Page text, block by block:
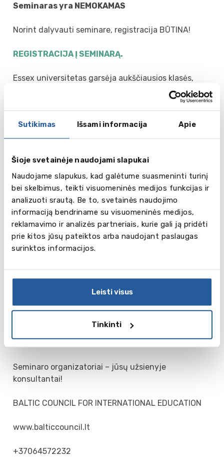
Sutikimas Išsami informacija Apie
Šioje svetainėje naudojami slapukai
Naudojame slapukus, kad galėtume suasmeninti turinį
bei skelbimus, teikti visuomeninės medijos funkcijas ir
analizuoti srautą. Be to, svetainės naudojimo
informaciją bendriname su visuomeninės medijos,
reklamavimo ir analizės partneriais, kurie gali ją pridėti
prie kitos jūsų pateiktos arba naudojant paslaugas
surinktos informacijos.
Leisti visus
Tinkinti
Seminaras yra NEMOKAMAS
Norint dalyvauti seminare, registracija BŪTINA!
REGISTRACIJA Į SEMINARĄ.
Essex universitetas garsėja aukščiausios klasės,
išplėtota infrastruktūra, kuri leidžia mėgautis
studentišku gyvenimu. Universitetas taip pat siūlo
prisijungti prie daugiau nei 165 studentų draugijų,
kurios suteikia galimybę sutikti bendraminčių bei
atrasti naujų, dominančių veiklų, taip įsitraukiant į
Pristatymo trukmė – 30 minučių + laikas Jūsų
klausimams
Kviečiame dalyvauti vyresnių klasių moksleivius,
kurie domisi studijomis užsienyje, ypač studijomis
Didžiojoje Britanijoje. Taip pat renginys bus
naudingas ir mokinių tėvams, kadangi pristatymo
studijų finansavimu, apgyvendinimu bei kitomis
Susitikimas vyks Baltic Council biure adresu:
Seminaro organizatoriai – jūsų užsienyje
konsultantai!
BALTIC COUNCIL FOR INTERNATIONAL EDUCATION
www.balticcouncil.lt
+37064572232